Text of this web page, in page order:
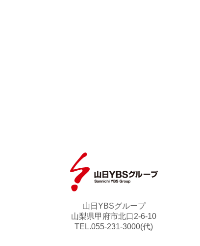
山日YBSグループ
山梨県甲府市北口2-6-10
TEL.055-231-3000(代)